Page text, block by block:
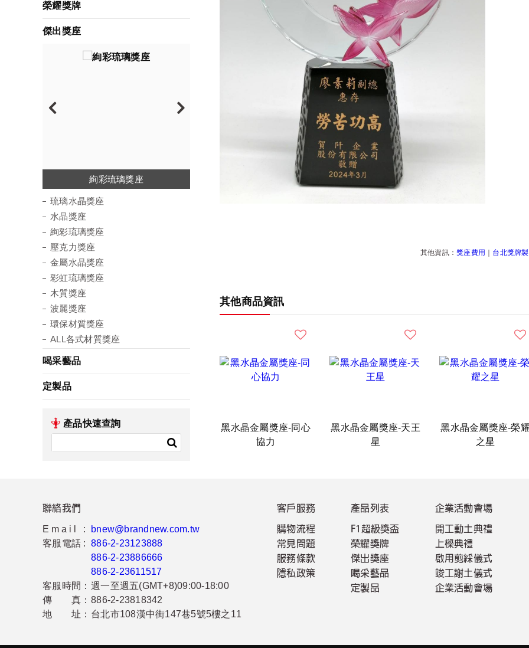
榮耀獎牌
傑出獎座
琉璃水晶獎座
水晶獎座
絢彩琉璃獎座
壓克力獎座
金屬水晶獎座
彩虹琉璃獎座
木質獎座
波麗獎座
環保材質獎座
琉璃水晶獎座
水晶獎座
絢彩琉璃獎座
壓克力獎座
金屬水晶獎座
彩虹琉璃獎座
木質獎座
波麗獎座
環保材質獎座
ALL各式材質獎座
喝采藝品
定製品
產品快速查詢
其他資訊： 獎座費用 ｜ 台北獎牌
其他商品資訊
黑水晶金屬獎座-同心
協力
黑水晶金屬獎座-天王
星
黑水晶金屬獎座-榮
之星
聯絡我們
Email :
bnew@brandnew.com.tw
客服電話 : 886-2-23123888
886-2-23886666
886-2-23611517
客服時間： 週一至週五(GMT+8)09:00-18:00
傳 真： 886-2-23818342
地 址： 台北市108漢中街147巷5號5樓之11
客戶服務
購物流程
常見問題
服務條款
隱私政策
產品列表
F1超級獎盃
榮耀獎牌
傑出獎座
喝采藝品
定製品
企業活動會場
開工動土典禮
上樑典禮
啟用剪綵儀式
竣工謝土儀式
企業活動會場